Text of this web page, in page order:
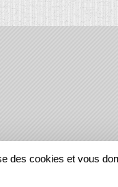
des cookies et vous